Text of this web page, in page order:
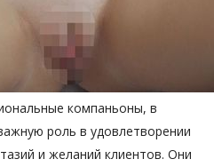
компаньоны, в
роль в удовлетворении
и желаний клиентов. Они